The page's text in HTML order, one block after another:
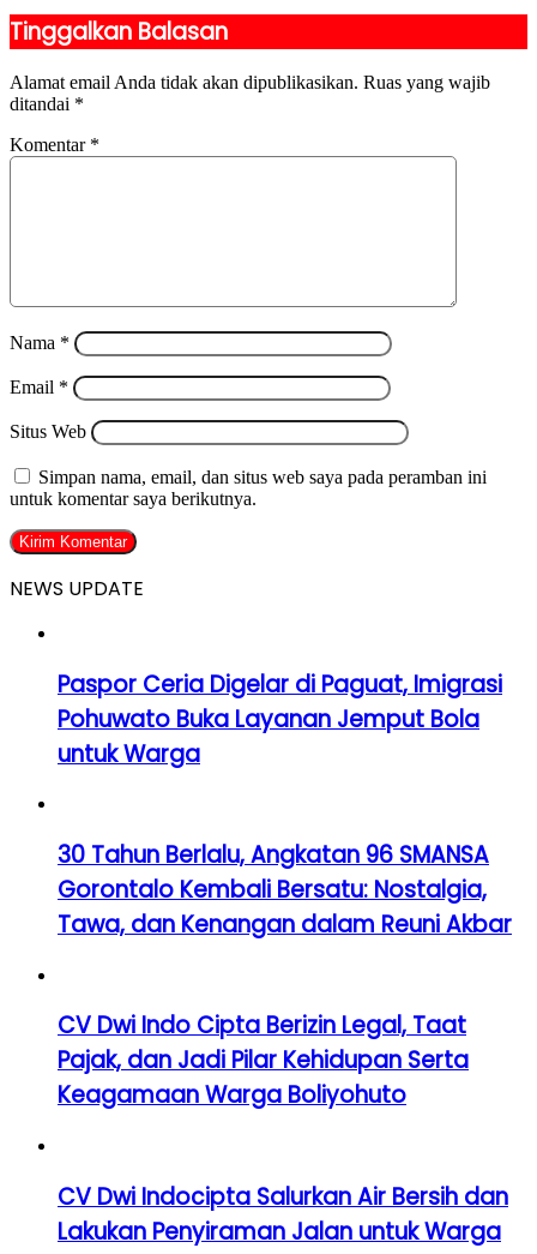
Tinggalkan Balasan
Alamat email Anda tidak akan dipublikasikan. Ruas yang wajib
ditandai *
Komentar *
Nama *
Email *
Situs Web
Simpan nama, email, dan situs web saya pada peramban ini
untuk komentar saya berikutnya.
NEWS UPDATE
Paspor Ceria Digelar di Paguat, Imigrasi
Pohuwato Buka Layanan Jemput Bola
untuk Warga
30 Tahun Berlalu, Angkatan 96 SMANSA
Gorontalo Kembali Bersatu: Nostalgia,
Tawa, dan Kenangan dalam Reuni Akbar
CV Dwi Indo Cipta Berizin Legal, Taat
Pajak, dan Jadi Pilar Kehidupan Serta
Keagamaan Warga Boliyohuto
CV Dwi Indocipta Salurkan Air Bersih dan
Lakukan Penyiraman Jalan untuk Warga